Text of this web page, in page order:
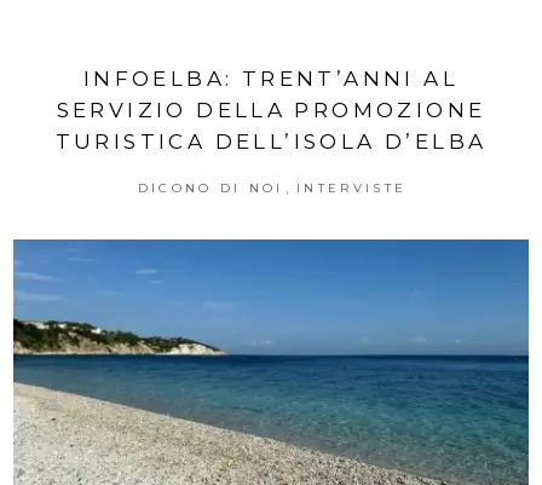
INFOELBA: TRENT’ANNI AL
SERVIZIO DELLA PROMOZIONE
TURISTICA DELL’ISOLA D’ELBA
DICONO DI NOI INTERVISTE